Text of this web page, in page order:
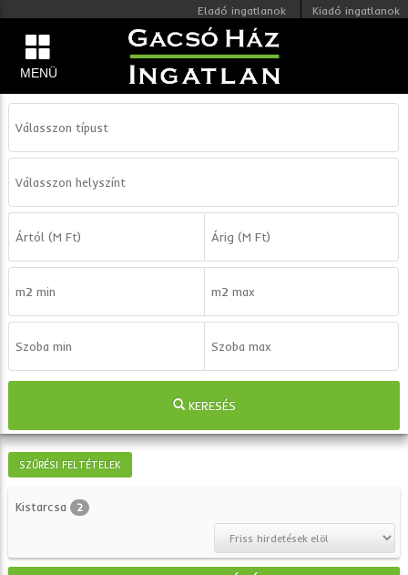
MENÜ
Eladó ingatlanok Kiadó ingatlanok
KERESÉS
SZŰRÉSI FELTÉTELEK
Kistarcsa 2